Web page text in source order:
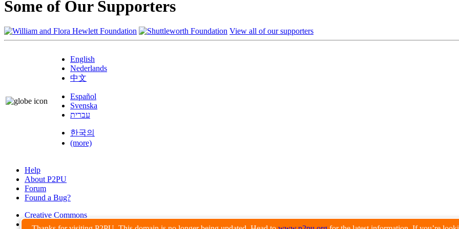
Some of Our Supporters
View all of our supporters
English
Nederlands
中文
Español
Svenska
עברית
한국의
(more)
Help
About P2PU
Forum
Found a Bug?
Creative Commons
Share-Alike